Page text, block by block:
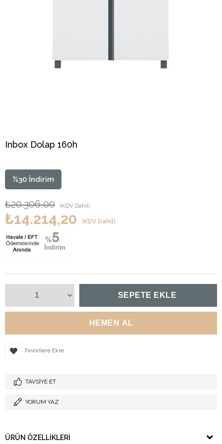
Inbox Dolap 160h
%30 İndirim
₺20.306,00 (KDV Dahil)
₺14.214,20 (KDV Dahil)
Favorilere Ekle
TAVSIYE ET
YORUM YAZ
ÜRÜN ÖZELLIKLERI